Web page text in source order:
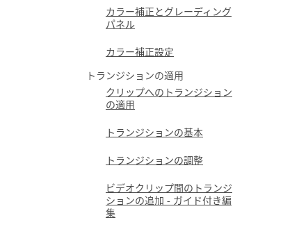
カラー補正とグレーディング
パネル
カラー補正設定
トランジションの適用
クリップへのトランジション
の適用
トランジションの基本
トランジションの調整
ビデオクリップ間のトランジ
ションの追加 - ガイド付き編
集